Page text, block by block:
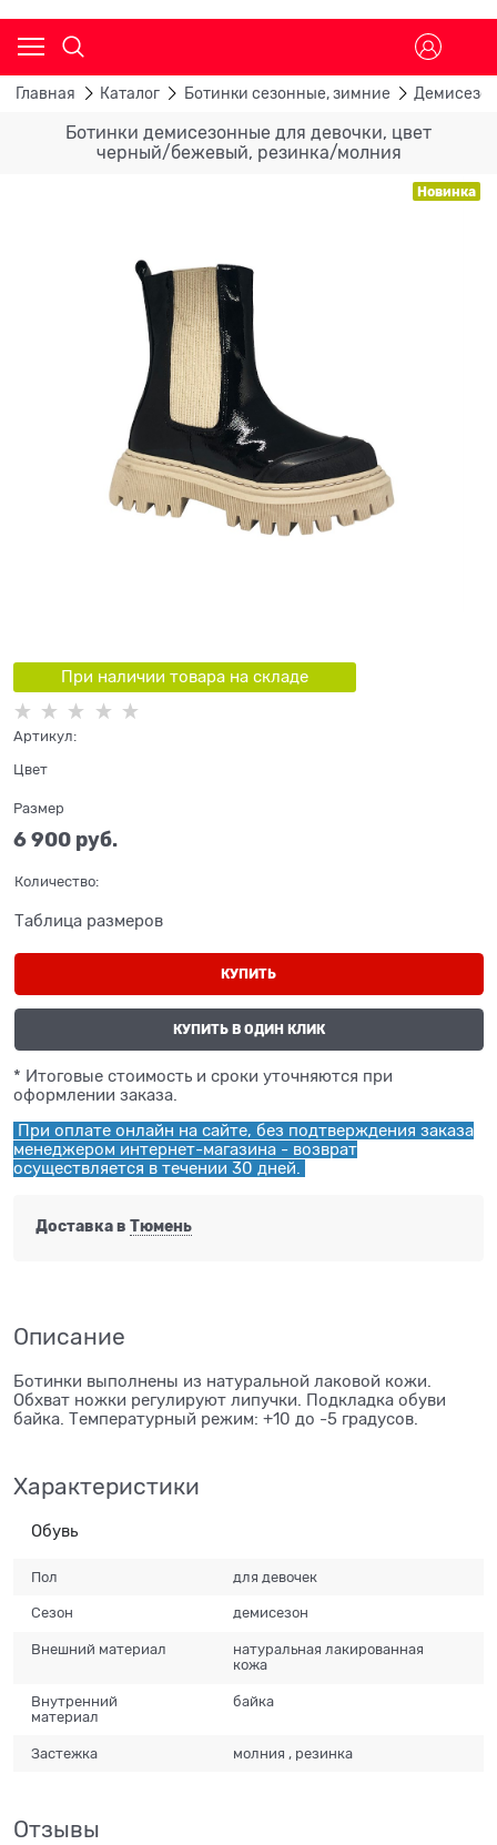
Главная Каталог Ботинки сезонные, зимние
Ботинки демисезонные для девочки, цвет
черный/бежевый, резинка/молния
Новинка
При наличии товара на складе
Артикул:
Цвет
Размер
6 900 руб.
Количество:
Таблица размеров
КУПИТЬ
КУПИТЬ В ОДИН КЛИК
* Итоговые стоимость и сроки уточняются при
оформлении заказа.
При оплате онлайн на сайте, без подтверждения заказа
менеджером интернет-магазина - возврат
осуществляется в течении 30 дней.
Доставка в Тюмень
Описание
Ботинки выполнены из натуральной лаковой кожи.
Обхват ножки регулируют липучки. Подкладка обуви
байка. Температурный режим: +10 до -5 градусов.
Характеристики
Обувь
Пол для девочек
Сезон демисезон
Внешний материал
натуральная лакированная
кожа
Внутренний
материал
байка
Застежка молния , резинка
Отзывы